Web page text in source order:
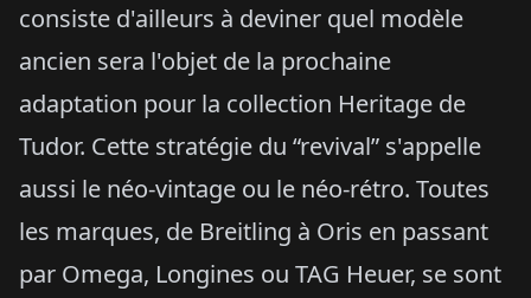
consiste d'ailleurs à deviner quel modèle
ancien sera l'objet de la prochaine
adaptation pour la collection Heritage de
Tudor. Cette stratégie du “revival” s'appelle
aussi le néo-vintage ou le néo-rétro. Toutes
les marques, de Breitling à Oris en passant
par Omega, Longines ou TAG Heuer, se sont